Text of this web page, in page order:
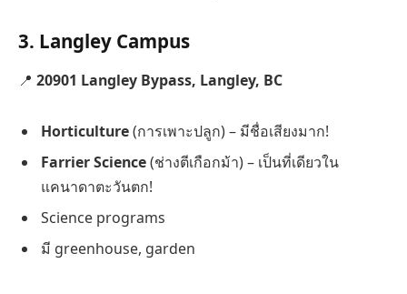
3. Langley Campus
📍 20901 Langley Bypass, Langley, BC
Horticulture(การเพาะปลูก) – มีชื่อเสียงมาก!
Farrier Science(ช่างตีเกือกม้า) – เป็นที่เดียวใน
แคนาดาตะวันตก!
Science programs
มี greenhouse, garden